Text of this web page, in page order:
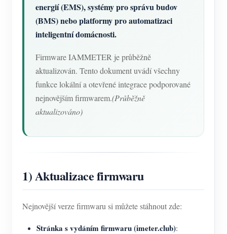
energií (EMS), systémy pro správu budov
(BMS) nebo platformy pro automatizaci
inteligentní domácnosti.
Firmware IAMMETER je průběžně
aktualizován. Tento dokument uvádí všechny
funkce lokální a otevřené integrace podporované
nejnovějším firmwarem.(Průběžně
aktualizováno)
1) Aktualizace firmwaru
Nejnovější verze firmwaru si můžete stáhnout zde:
Stránka s vydáním firmwaru (imeter.club):